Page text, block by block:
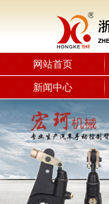
网站首页
新闻中心